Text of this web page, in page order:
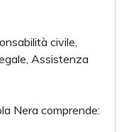
civile,
Assistenza
Nera comprende: